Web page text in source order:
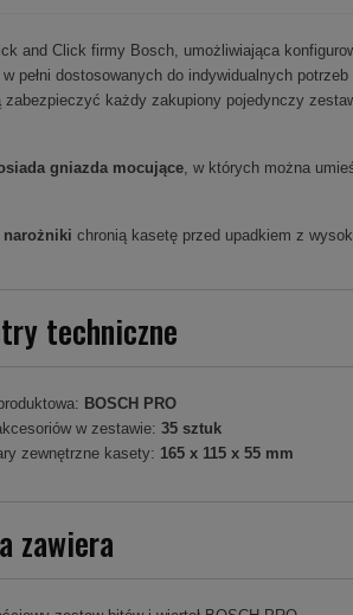
and Click firmy Bosch, umożliwiająca
pełni dostosowanych do indywidualnych
zabezpieczyć każdy zakupiony pojedynczy
gniazda mocujące , w których można
narożniki chronią kasetę przed upadkiem z
techniczne
BOSCH PRO
w zestawie: 35 sztuk
zewnętrzne kasety: 165 x 115 x 55 mm
zawiera